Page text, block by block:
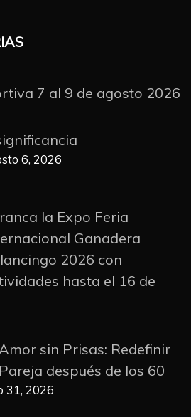
7 al 9 de agosto 2026
6, 2026
la Expo Feria
Ganadera
2026 con
hasta el 16 de
sin Prisas: Redefinir
después de los 60
31, 2026